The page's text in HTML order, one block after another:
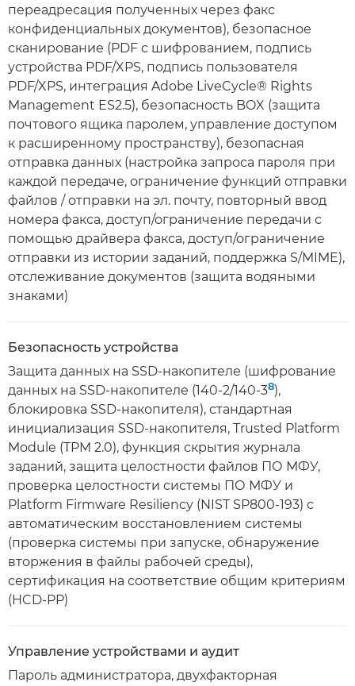
переадресация полученных через факс
конфиденциальных документов), безопасное
сканирование (PDF с шифрованием, подпись
устройства PDF/XPS, подпись пользователя
PDF/XPS, интеграция Adobe LiveCycle® Rights
Management ES2.5), безопасность BOX (защита
почтового ящика паролем, управление доступом
к расширенному пространству), безопасная
отправка данных (настройка запроса пароля при
каждой передаче, ограничение функций отправки
файлов / отправки на эл. почту, повторный ввод
номера факса, доступ/ограничение передачи с
помощью драйвера факса, доступ/ограничение
отправки из истории заданий, поддержка S/MIME),
отслеживание документов (защита водяными
знаками)
Безопасность устройства
Защита данных на SSD-накопителе (шифрование
данных на SSD-накопителе (140-2/140-38),
блокировка SSD-накопителя), стандартная
инициализация SSD-накопителя, Trusted Platform
Module (TPM 2.0), функция скрытия журнала
заданий, защита целостности файлов ПО МФУ,
проверка целостности системы ПО МФУ и
Platform Firmware Resiliency (NIST SP800-193) с
автоматическим восстановлением системы
(проверка системы при запуске, обнаружение
вторжения в файлы рабочей среды),
сертификация на соответствие общим критериям
(HCD-PP)
Управление устройствами и аудит
Пароль администратора, двухфакторная